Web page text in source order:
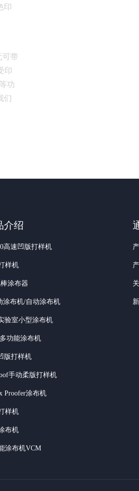
印
可带
印
功
们
介绍
高速凹版打样机
样机
涂布器
涂布机/自动涂布机
验室小型涂布机
功能涂布机
版打样机
手动柔版打样机
Proofer涂布机
样机
布机
涂布机VCM